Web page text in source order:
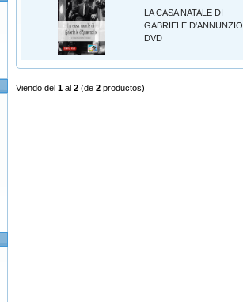
LA CASA NATALE DI
GABRIELE D'ANNUNZIO
DVD
Viendo del 1 al 2 (de 2 productos)